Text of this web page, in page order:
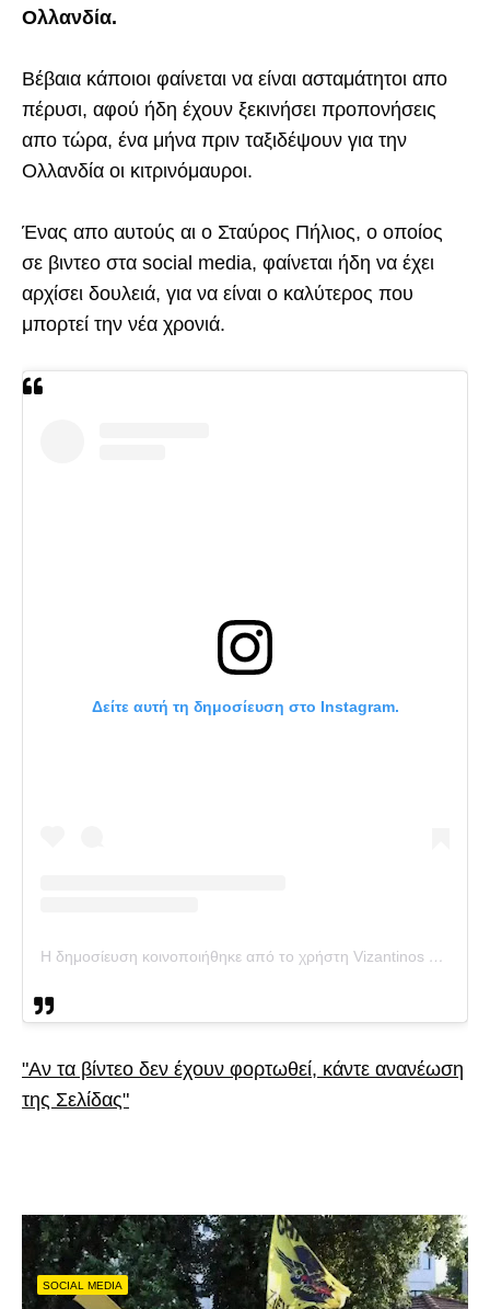
Ολλανδία.
Βέβαια κάποιοι φαίνεται να είναι ασταμάτητοι απο
πέρυσι, αφού ήδη έχουν ξεκινήσει προπονήσεις
απο τώρα, ένα μήνα πριν ταξιδέψουν για την
Ολλανδία οι κιτρινόμαυροι.
Ένας απο αυτούς αι ο Σταύρος Πήλιος, ο οποίος
σε βιντεο στα social media, φαίνεται ήδη να έχει
αρχίσει δουλειά, για να είναι ο καλύτερος που
μπορτεί την νέα χρονιά.
Δείτε αυτή τη δημοσίευση στο Instagram.
Η δημοσίευση κοινοποιήθηκε από το χρήστη Vizantinos Target Sport Club ® (@vizantinos_target_sport_club)
"Αν τα βίντεο δεν έχουν φορτωθεί, κάντε ανανέωση
της Σελίδας"
SOCIAL MEDIA